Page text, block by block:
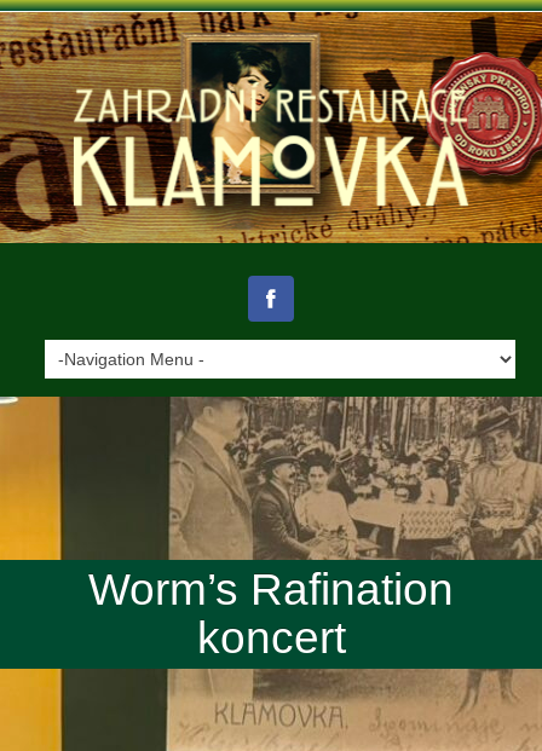
Worm’s Rafination
koncert